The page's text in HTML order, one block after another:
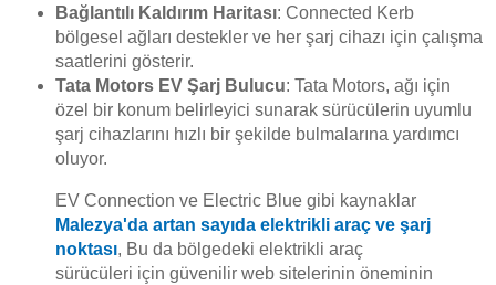
Bağlantılı Kaldırım Haritası: Connected Kerb
bölgesel ağları destekler ve her şarj cihazı için çalışma
saatlerini gösterir.
Tata Motors EV Şarj Bulucu: Tata Motors, ağı için
özel bir konum belirleyici sunarak sürücülerin uyumlu
şarj cihazlarını hızlı bir şekilde bulmalarına yardımcı
oluyor.
EV Connection ve Electric Blue gibi kaynaklar
Malezya'da artan sayıda elektrikli araç ve şarj
noktası, Bu da bölgedeki elektrikli araç
sürücüleri için güvenilir web sitelerinin öneminin